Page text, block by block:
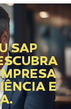
SAP
E